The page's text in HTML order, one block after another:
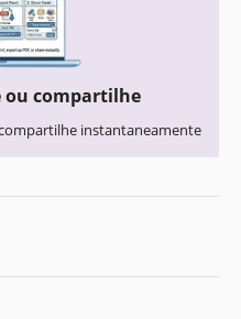
ou compartilhe
instantaneamente